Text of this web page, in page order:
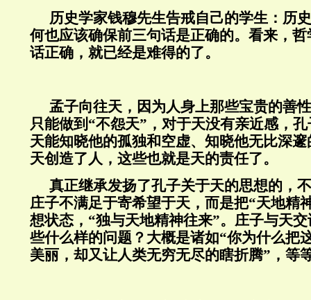
历史学家钱穆先生告戒自己的学生：历
何也应该确保前三句话是正确的。看来，
话正确，就已经是难得的了。
孟子向往天，因为人身上那些宝贵的善
只能做到“不怨天”，对于天没有亲近感，
天能知晓他的孤独和空虚、知晓他无比深
天创造了人，这些也就是天的责任了。
真正继承发扬了孔子关于天的思想的，
庄子不满足于寄希望于天，而是把“天地精
想状态，“独与天地精神往来”。庄子与天
些什么样的问题？大概是诸如“你为什么把
美丽，却又让人类无穷无尽的瞎折腾”，等